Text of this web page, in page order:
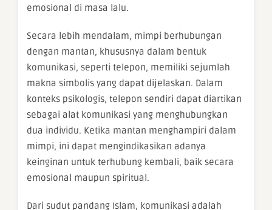
emosional di masa lalu.
Secara lebih mendalam, mimpi berhubungan
dengan mantan, khususnya dalam bentuk
komunikasi, seperti telepon, memiliki sejumlah
makna simbolis yang dapat dijelaskan. Dalam
konteks psikologis, telepon sendiri dapat diartikan
sebagai alat komunikasi yang menghubungkan
dua individu. Ketika mantan menghampiri dalam
mimpi, ini dapat mengindikasikan adanya
keinginan untuk terhubung kembali, baik secara
emosional maupun spiritual.
Dari sudut pandang Islam, komunikasi adalah